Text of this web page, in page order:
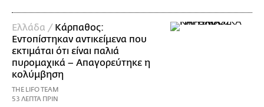
Ελλάδα / Κάρπαθος:
Εντοπίστηκαν αντικείμενα που
εκτιμάται ότι είναι παλιά
πυρομαχικά – Απαγορεύτηκε η
κολύμβηση
THE LIFO TEAM
53 ΛΕΠΤΑ ΠΡΙΝ